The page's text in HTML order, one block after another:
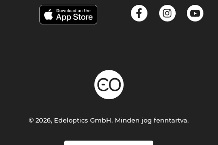
© 2026, Edeloptics GmbH. Minden jog fenntartva.